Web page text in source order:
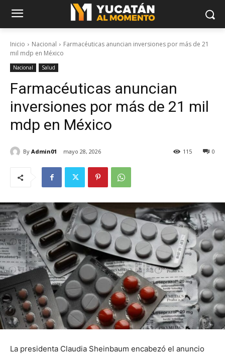
Inicio Nacional
Farmacéuticas anuncian inversiones por más de 21
mil mdp en México
Nacional Salud
Farmacéuticas anuncian
inversiones por más de 21 mil
mdp en México
By Admin01 mayo 28, 2026 0
115
La presidenta Claudia Sheinbaum encabezó el anuncio